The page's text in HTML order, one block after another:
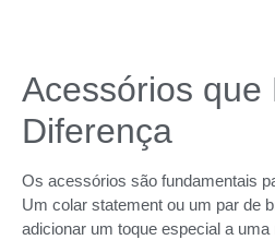
Acessórios que
Diferença
Os acessórios são fundamentais
Um colar statement ou um par de
adicionar um toque especial a